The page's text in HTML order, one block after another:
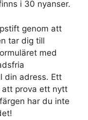
i 30 nyanser.
genom att
tar dig till
med
din adress. Ett
prova ett nytt
har du inte